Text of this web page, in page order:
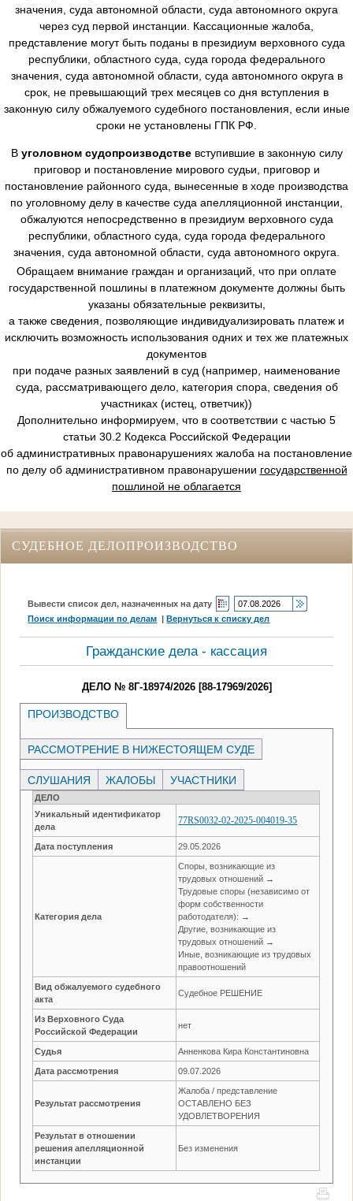
значения, суда автономной области, суда автономного округа
через суд первой инстанции. Кассационные жалоба,
представление могут быть поданы в президиум верховного суда
республики, областного суда, суда города федерального
значения, суда автономной области, суда автономного округа в
срок, не превышающий трех месяцев со дня вступления в
законную силу обжалуемого судебного постановления, если иные
сроки не установлены ГПК РФ.
В уголовном судопроизводствевступившие в законную силу
приговор и постановление мирового судьи, приговор и
постановление районного суда, вынесенные в ходе производства
по уголовному делу в качестве суда апелляционной инстанции,
обжалуются непосредственно в президиум верховного суда
республики, областного суда, суда города федерального
значения, суда автономной области, суда автономного округа.
Обращаем внимание граждан и организаций, что при оплате
государственной пошлины в платежном документе должны быть
указаны обязательные реквизиты,
а также сведения, позволяющие индивидуализировать платеж и
исключить возможность использования одних и тех же платежных
документов
при подаче разных заявлений в суд (например, наименование
суда, рассматривающего дело, категория спора, сведения об
участниках (истец, ответчик))
Дополнительно информируем, что в соответствии с частью 5
статьи 30.2 Кодекса Российской Федерации
об административных правонарушениях жалоба на постановление
по делу об административном правонарушении государственной
пошлиной не облагается
СУДЕБНОЕ ДЕЛОПРОИЗВОДСТВО
Вывести список дел, назначенных на дату
Поиск информации по делам |Вернуться к списку дел
Гражданские дела - кассация
ДЕЛО № 8Г-18974/2026 [88-17969/2026]
ПРОИЗВОДСТВО
РАССМОТРЕНИЕ В НИЖЕСТОЯЩЕМ СУДЕ
СЛУШАНИЯ ЖАЛОБЫ УЧАСТНИКИ
ДЕЛО
Уникальный идентификатор
дела
77RS0032-02-2025-004019-35
Дата поступления 29.05.2026
Категория дела
Споры, возникающие из
трудовых отношений →
Трудовые споры (независимо от
форм собственности
работодателя): →
Другие, возникающие из
трудовых отношений →
Иные, возникающие из трудовых
правоотношений
Вид обжалуемого судебного
акта
Судебное РЕШЕНИЕ
Из Верховного Суда
Российской Федерации
нет
Судья Анненкова Кира Константиновна
Дата рассмотрения 09.07.2026
Результат рассмотрения
Жалоба / представление
ОСТАВЛЕНО БЕЗ
УДОВЛЕТВОРЕНИЯ
Результат в отношении
решения апелляционной
инстанции
Без изменения